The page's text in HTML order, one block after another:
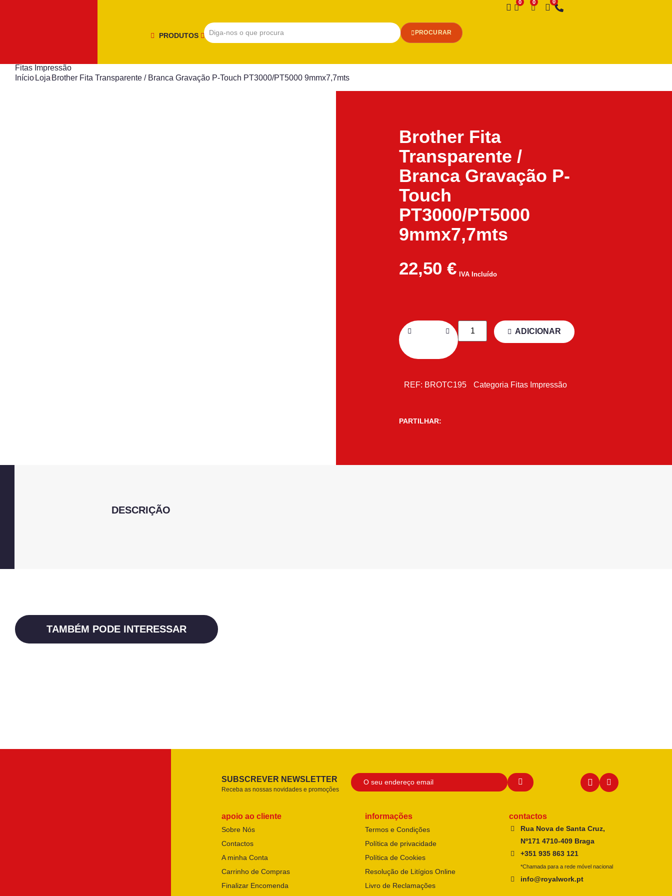
PRODUTOS PROCURAR
Desejo
Fitas Impressão
Início Loja Brother Fita Transparente / Branca Gravação P-Touch PT3000/PT5000 9mmx7,7mts
Brother Fita
Transparente /
Branca Gravação P-
Touch
PT3000/PT5000
9mmx7,7mts
22,50 € IVA Incluído
ADICIONAR
REF: BROTC195 Categoria Fitas Impressão
PARTILHAR:
DESCRIÇÃO
TAMBÉM PODE INTERESSAR
SUBSCREVER NEWSLETTER
Receba as nossas novidades e promoções
apoio ao cliente
Sobre Nós
Contactos
A minha Conta
Carrinho de Compras
Finalizar Encomenda
informações
Termos e Condições
Política de privacidade
Política de Cookies
Resolução de Litígios Online
Livro de Reclamações
contactos
Rua Nova de Santa Cruz,
Nº171 4710-409 Braga
+351 935 863 121
*Chamada para a rede móvel nacional
info@royalwork.pt